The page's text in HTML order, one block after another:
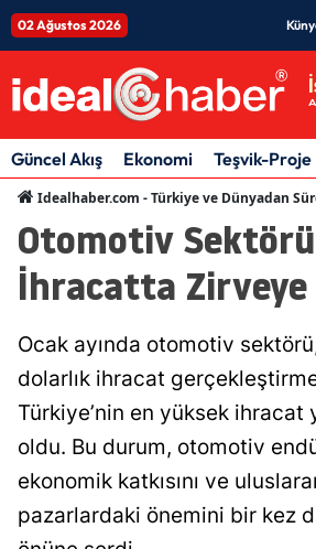
02 Ağustos 2026
Güncel Akış Ekonomi Teşvik-Proje
Idealhaber.com - Türkiye ve Dünyadan
Otomotiv Sektörü
İhracatta
Ocak ayında otomotiv
dolarlık ihracat
Türkiye’nin en yüksek ihracat
oldu. Bu durum, otomotiv
ekonomik katkısını ve
pazarlardaki önemini bir kez